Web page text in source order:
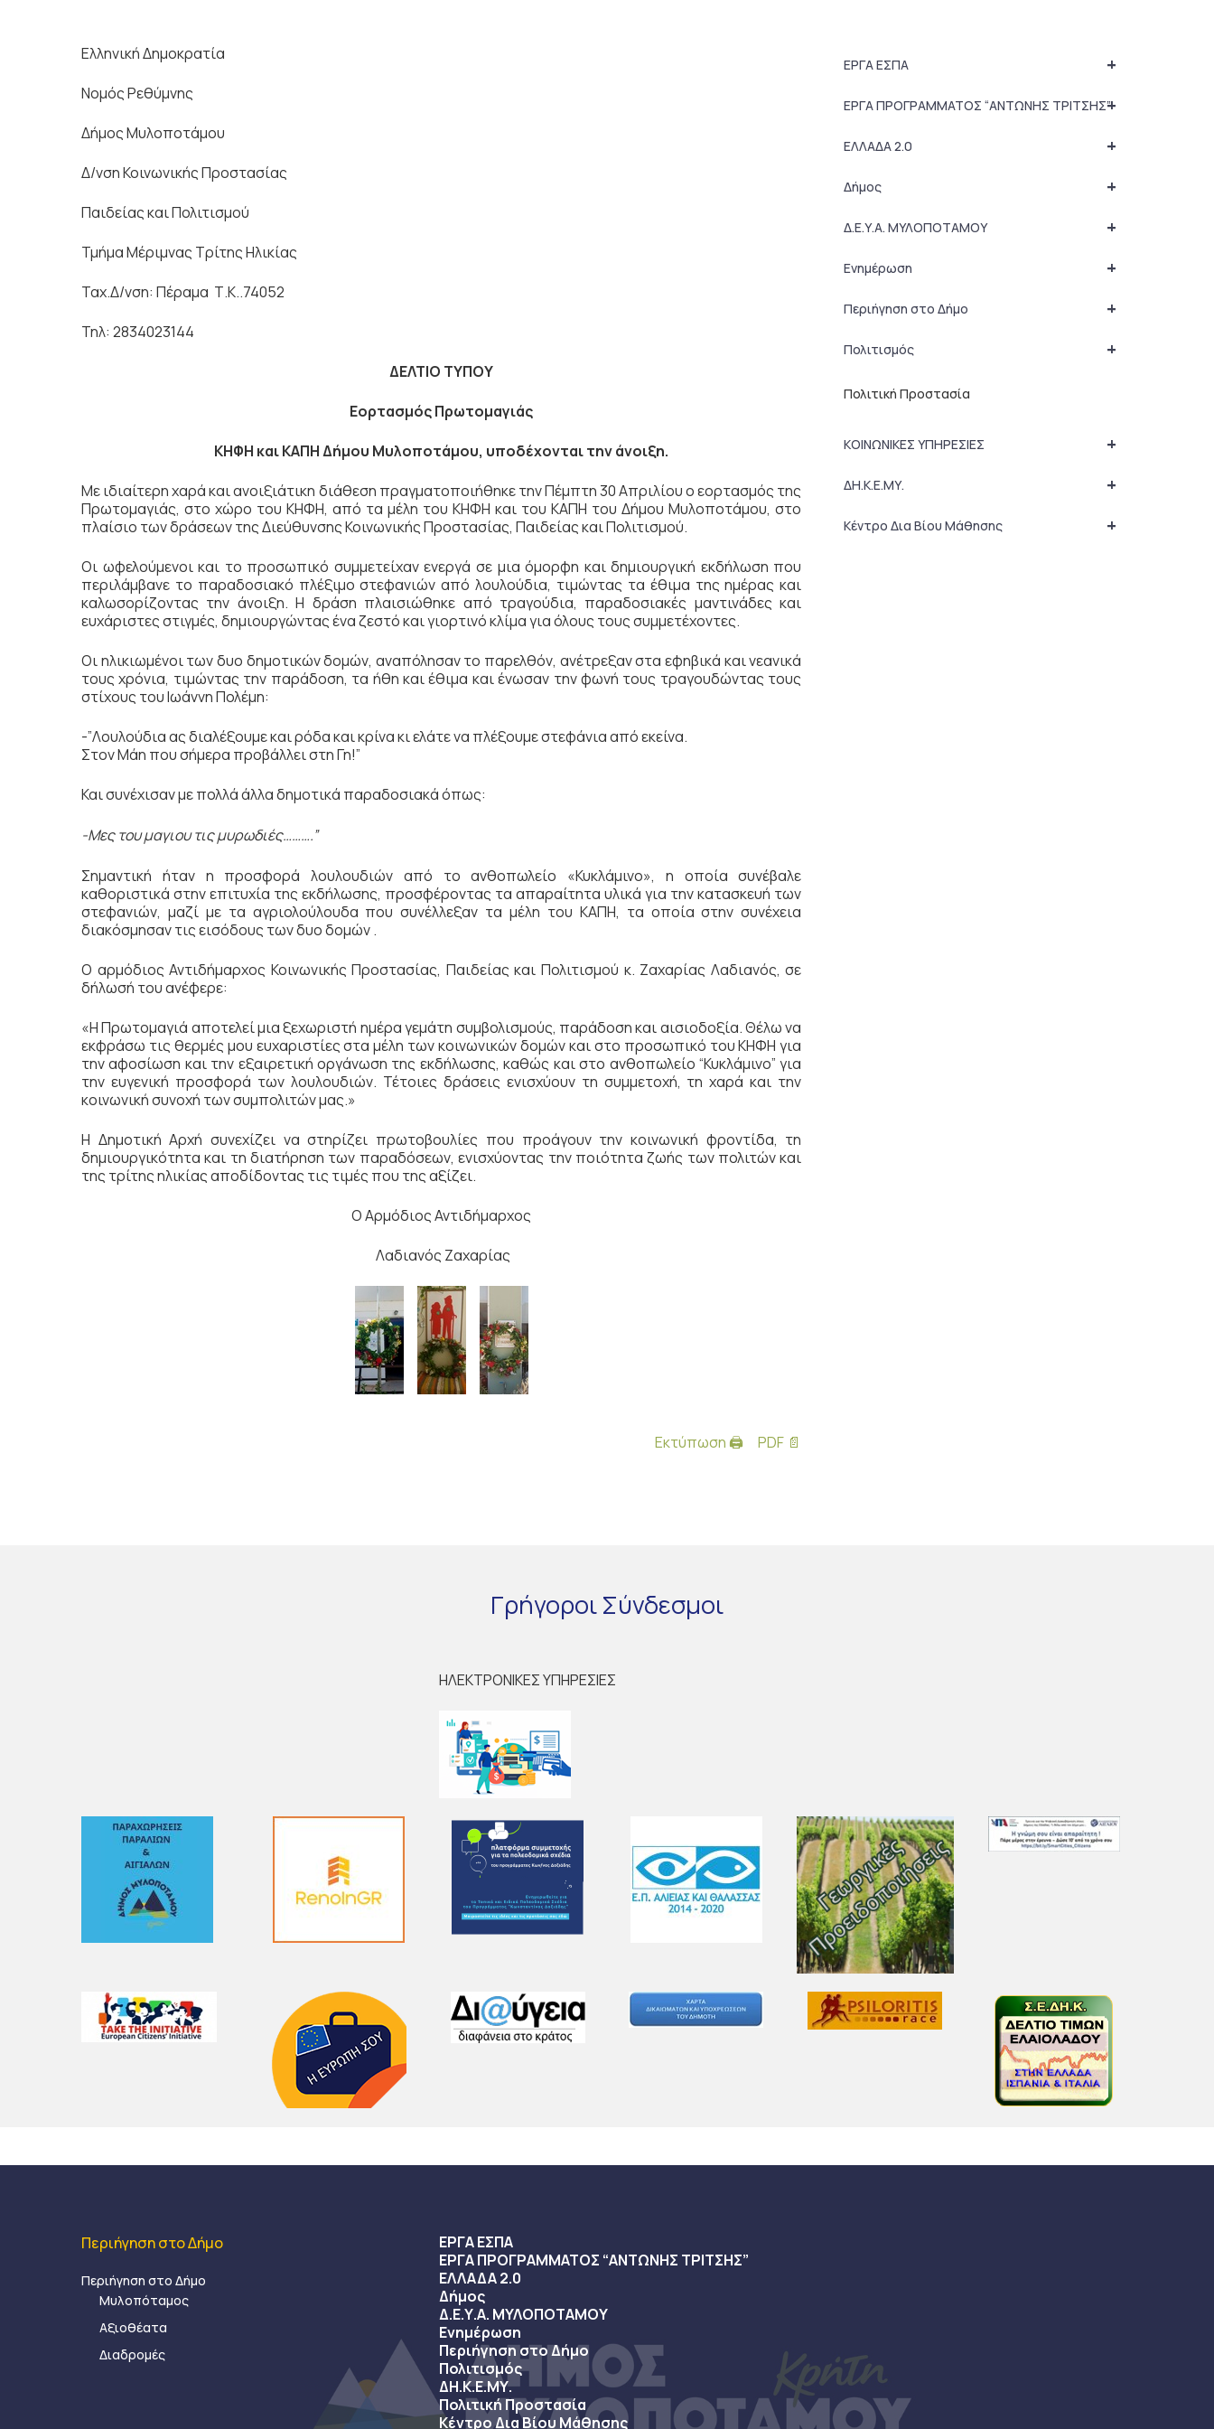
Ελληνική Δημοκρατία
Νομός Ρεθύμνης
Δήμος Μυλοποτάμου
Δ/νση Κοινωνικής Προστασίας
Παιδείας και Πολιτισμού
Τμήμα Μέριμνας Τρίτης Ηλικίας
Ταχ.Δ/νση: Πέραμα Τ.Κ..74052
Τηλ: 2834023144
ΔΕΛΤΙΟ ΤΥΠΟΥ
Εορτασμός Πρωτομαγιάς
ΚΗΦΗ και ΚΑΠΗ Δήμου Μυλοποτάμου, υποδέχονται την άνοιξη.
Με ιδιαίτερη χαρά και ανοιξιάτικη διάθεση πραγματοποιήθηκε την Πέμπτη 30 Απριλίου ο εορτασμός της
Πρωτομαγιάς, στο χώρο του ΚΗΦΗ, από τα μέλη του ΚΗΦΗ και του ΚΑΠΗ του Δήμου Μυλοποτάμου, στο
πλαίσιο των δράσεων της Διεύθυνσης Κοινωνικής Προστασίας, Παιδείας και Πολιτισμού.
Οι ωφελούμενοι και το προσωπικό συμμετείχαν ενεργά σε μια όμορφη και δημιουργική εκδήλωση που
περιλάμβανε το παραδοσιακό πλέξιμο στεφανιών από λουλούδια, τιμώντας τα έθιμα της ημέρας και
καλωσορίζοντας την άνοιξη. Η δράση πλαισιώθηκε από τραγούδια, παραδοσιακές μαντινάδες και
ευχάριστες στιγμές, δημιουργώντας ένα ζεστό και γιορτινό κλίμα για όλους τους συμμετέχοντες.
Οι ηλικιωμένοι των δυο δημοτικών δομών, αναπόλησαν το παρελθόν, ανέτρεξαν στα εφηβικά και νεανικά
τους χρόνια, τιμώντας την παράδοση, τα ήθη και έθιμα και ένωσαν την φωνή τους τραγουδώντας τους
στίχους του Ιωάννη Πολέμη:
-”Λουλούδια ας διαλέξουμε και ρόδα και κρίνα κι ελάτε να πλέξουμε στεφάνια από εκείνα.
Στον Μάη που σήμερα προβάλλει στη Γη!”
Και συνέχισαν με πολλά άλλα δημοτικά παραδοσιακά όπως:
-Μες του μαγιου τις μυρωδιές……….”
Σημαντική ήταν η προσφορά λουλουδιών από το ανθοπωλείο «Κυκλάμινο», η οποία συνέβαλε
καθοριστικά στην επιτυχία της εκδήλωσης, προσφέροντας τα απαραίτητα υλικά για την κατασκευή των
στεφανιών, μαζί με τα αγριολούλουδα που συνέλλεξαν τα μέλη του ΚΑΠΗ, τα οποία στην συνέχεια
διακόσμησαν τις εισόδους των δυο δομών .
Ο αρμόδιος Αντιδήμαρχος Κοινωνικής Προστασίας, Παιδείας και Πολιτισμού κ. Ζαχαρίας Λαδιανός, σε
δήλωσή του ανέφερε:
«Η Πρωτομαγιά αποτελεί μια ξεχωριστή ημέρα γεμάτη συμβολισμούς, παράδοση και αισιοδοξία. Θέλω να
εκφράσω τις θερμές μου ευχαριστίες στα μέλη των κοινωνικών δομών και στο προσωπικό του ΚΗΦΗ για
την αφοσίωση και την εξαιρετική οργάνωση της εκδήλωσης, καθώς και στο ανθοπωλείο “Κυκλάμινο” για
την ευγενική προσφορά των λουλουδιών. Τέτοιες δράσεις ενισχύουν τη συμμετοχή, τη χαρά και την
κοινωνική συνοχή των συμπολιτών μας.»
Η Δημοτική Αρχή συνεχίζει να στηρίζει πρωτοβουλίες που προάγουν την κοινωνική φροντίδα, τη
δημιουργικότητα και τη διατήρηση των παραδόσεων, ενισχύοντας την ποιότητα ζωής των πολιτών και
της τρίτης ηλικίας αποδίδοντας τις τιμές που της αξίζει.
Ο Αρμόδιος Αντιδήμαρχος
Λαδιανός Ζαχαρίας
Εκτύπωση 🖨 PDF 📄
+
ΕΡΓΑ ΕΣΠΑ
+
ΕΡΓΑ ΠΡΟΓΡΑΜΜΑΤΟΣ “ΑΝΤΩΝΗΣ ΤΡΙΤΣΗΣ”
+
ΕΛΛΑΔΑ 2.0
+
Δήμος
+
Δ.Ε.Υ.Α. ΜΥΛΟΠΟΤΑΜΟΥ
+
Ενημέρωση
+
Περιήγηση στο Δήμο
+
Πολιτισμός
Πολιτική Προστασία
+
ΚΟΙΝΩΝΙΚΕΣ ΥΠΗΡΕΣΙΕΣ
+
ΔΗ.Κ.Ε.ΜΥ.
+
Κέντρο Δια Βίου Μάθησης
ΓρήγοροιΣύνδεσμοι
ΗΛΕΚΤΡΟΝΙΚΕΣ ΥΠΗΡΕΣΙΕΣ
Περιήγηση στο Δήμο
Περιήγηση στο Δήμο
Μυλοπόταμος
Αξιοθέατα
Διαδρομές
ΕΡΓΑ ΕΣΠΑ
ΕΡΓΑ ΠΡΟΓΡΑΜΜΑΤΟΣ “ΑΝΤΩΝΗΣ ΤΡΙΤΣΗΣ”
ΕΛΛΑΔΑ 2.0
Δήμος
Δ.Ε.Υ.Α. ΜΥΛΟΠΟΤΑΜΟΥ
Ενημέρωση
Περιήγηση στο Δήμο
Πολιτισμός
ΔΗ.Κ.Ε.ΜΥ.
Πολιτική Προστασία
Κέντρο Δια Βίου Μάθησης